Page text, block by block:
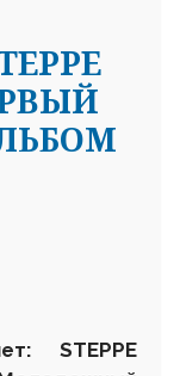
STEPPE